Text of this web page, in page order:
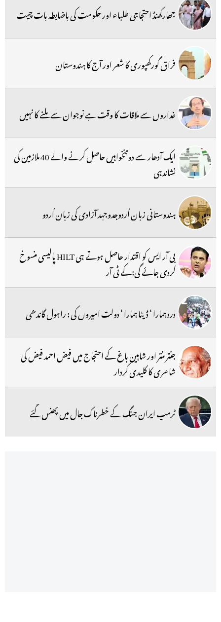
جھارکھنڈ احتجاجی طلباء اور حکومت کی باضابطہ بات چیت
فراق گورکھپوری کا شعر اور آج کا ہندوستان
غداروں سے ملاقات کا وقت ہے نوجوان سے ملنے کا نہیں
ایک آدھار سے دو تنخواہیں حاصل کرنے والے 40 ملازمین کی
نشاندہی
ہندوستانی زبان اُردوجدوجہد آزادی کی زبان اُردو
بی آر ایس کو اقتدار حاصل ہوتے ہی HILT پالیسی منسوخ
کردی جائے گی:کے ٹی آر
درد ہمارا ‘ ڈیٹا ہمارا ‘ دولت امیروں کی : راہول گاندھی
جنتر منتر اور شاہین باغ کے احتجاج میں فیض احمد فیض کی
شاعری کا کلیدی کردار
ٹرمپ ایران جنگ کے خطرناک جال میں پھنس گئے